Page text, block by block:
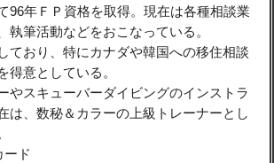
96年ＦＰ資格を取得。現在は各種相談業
執筆活動などをおこなっている。
ており、特にカナダや韓国への移住相談
得意としている。
やスキューバーダイビングのインストラ
は、数秘＆カラーの上級トレーナーとし
ード